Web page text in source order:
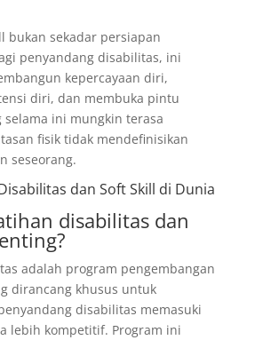
bukan sekadar persiapan
penyandang disabilitas, ini
kepercayaan diri,
diri, dan membuka pintu
selama ini mungkin terasa
fisik tidak mendefinisikan
seseorang.
dan Soft Skill di Dunia
disabilitas dan
adalah program pengembangan
dirancang khusus untuk
disabilitas memasuki
lebih kompetitif. Program ini